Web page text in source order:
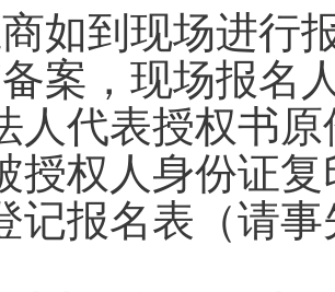
如到现场进行
案，现场报名
人代表授权书
授权人身份证
记报名表（请